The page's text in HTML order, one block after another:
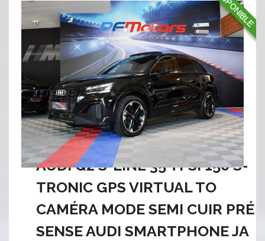
AUDI Q2 S-LINE 35 TFSI 150 S-
TRONIC GPS VIRTUAL TO
CAMÉRA MODE SEMI CUIR PRÉ
SENSE AUDI SMARTPHONE JA